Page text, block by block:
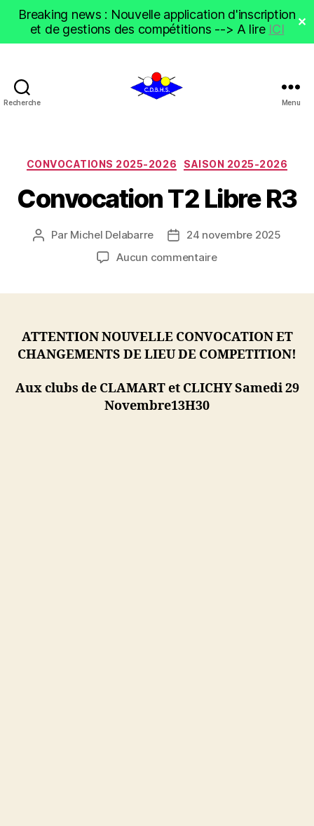
Breaking news : Nouvelle application d'inscription
et de gestions des compétitions --> A lire ICI ✕
Recherche Menu
Catégories
CONVOCATIONS 2025-2026 SAISON 2025-2026
Convocation T2 Libre R3
Auteur
Par Michel Delabarre
Date24 novembre 2025
Aucun commentairesur
ATTENTION NOUVELLE CONVOCATION ET
CHANGEMENTS DE LIEU DE COMPETITION!
Aux clubs de CLAMART et CLICHY Samedi 29
Novembre13H30